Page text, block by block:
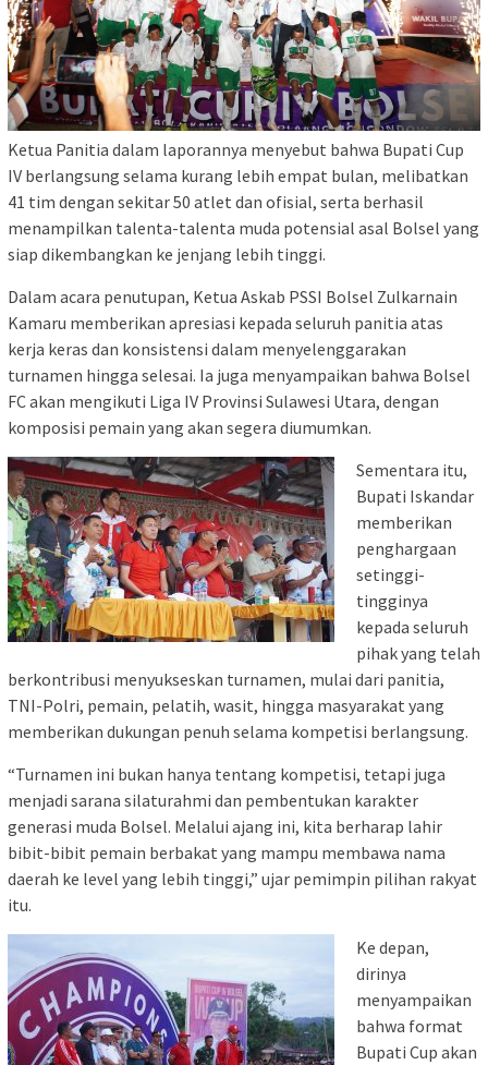
Ketua Panitia dalam laporannya menyebut bahwa Bupati Cup
IV berlangsung selama kurang lebih empat bulan, melibatkan
41 tim dengan sekitar 50 atlet dan ofisial, serta berhasil
menampilkan talenta-talenta muda potensial asal Bolsel yang
siap dikembangkan ke jenjang lebih tinggi.
Dalam acara penutupan, Ketua Askab PSSI Bolsel Zulkarnain
Kamaru memberikan apresiasi kepada seluruh panitia atas
kerja keras dan konsistensi dalam menyelenggarakan
turnamen hingga selesai. Ia juga menyampaikan bahwa Bolsel
FC akan mengikuti Liga IV Provinsi Sulawesi Utara, dengan
komposisi pemain yang akan segera diumumkan.
Sementara itu,
Bupati Iskandar
memberikan
penghargaan
setinggi-
tingginya
kepada seluruh
pihak yang telah
berkontribusi menyukseskan turnamen, mulai dari panitia,
TNI-Polri, pemain, pelatih, wasit, hingga masyarakat yang
memberikan dukungan penuh selama kompetisi berlangsung.
“Turnamen ini bukan hanya tentang kompetisi, tetapi juga
menjadi sarana silaturahmi dan pembentukan karakter
generasi muda Bolsel. Melalui ajang ini, kita berharap lahir
bibit-bibit pemain berbakat yang mampu membawa nama
daerah ke level yang lebih tinggi,” ujar pemimpin pilihan rakyat
itu.
Ke depan,
dirinya
menyampaikan
bahwa format
Bupati Cup akan